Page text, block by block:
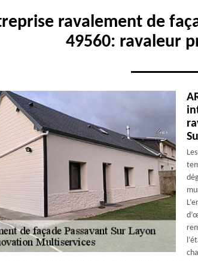
ravalement de
49560: ravaleur